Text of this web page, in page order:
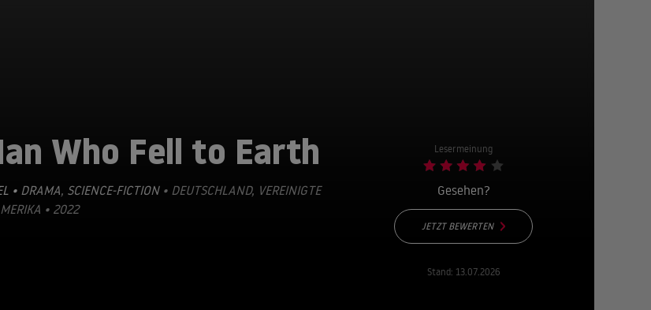
Who Fell to Earth
• DRAMA, SCIENCE-FICTION• DEUTSCHLAND, VEREINIGTE
• 2022
Lesermeinung
Gesehen?
JETZT BEWERTEN
Stand: 13.07.2026